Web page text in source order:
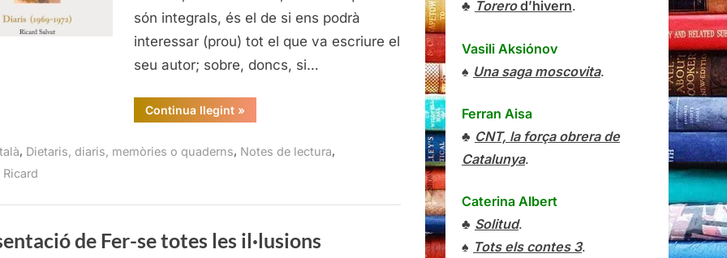
són integrals, és el de si ens podrà
interessar (prou) tot el que va escriure el
seu autor; sobre, doncs, si…
Continua llegint“Diaris
(1969-
Salvat”
»
, Dietaris, diaris, memòries o quaderns, Notes de lectura,
Ricard
de Fer-se totes les il·lusions
♣ Torerod’hivern.
Vasili Aksiónov
♠ Una saga moscovita.
Ferran Aisa
♣ CNT, la força obrera de
Catalunya.
Caterina Albert
♣ Solitud.
♠ Tots els contes 3.